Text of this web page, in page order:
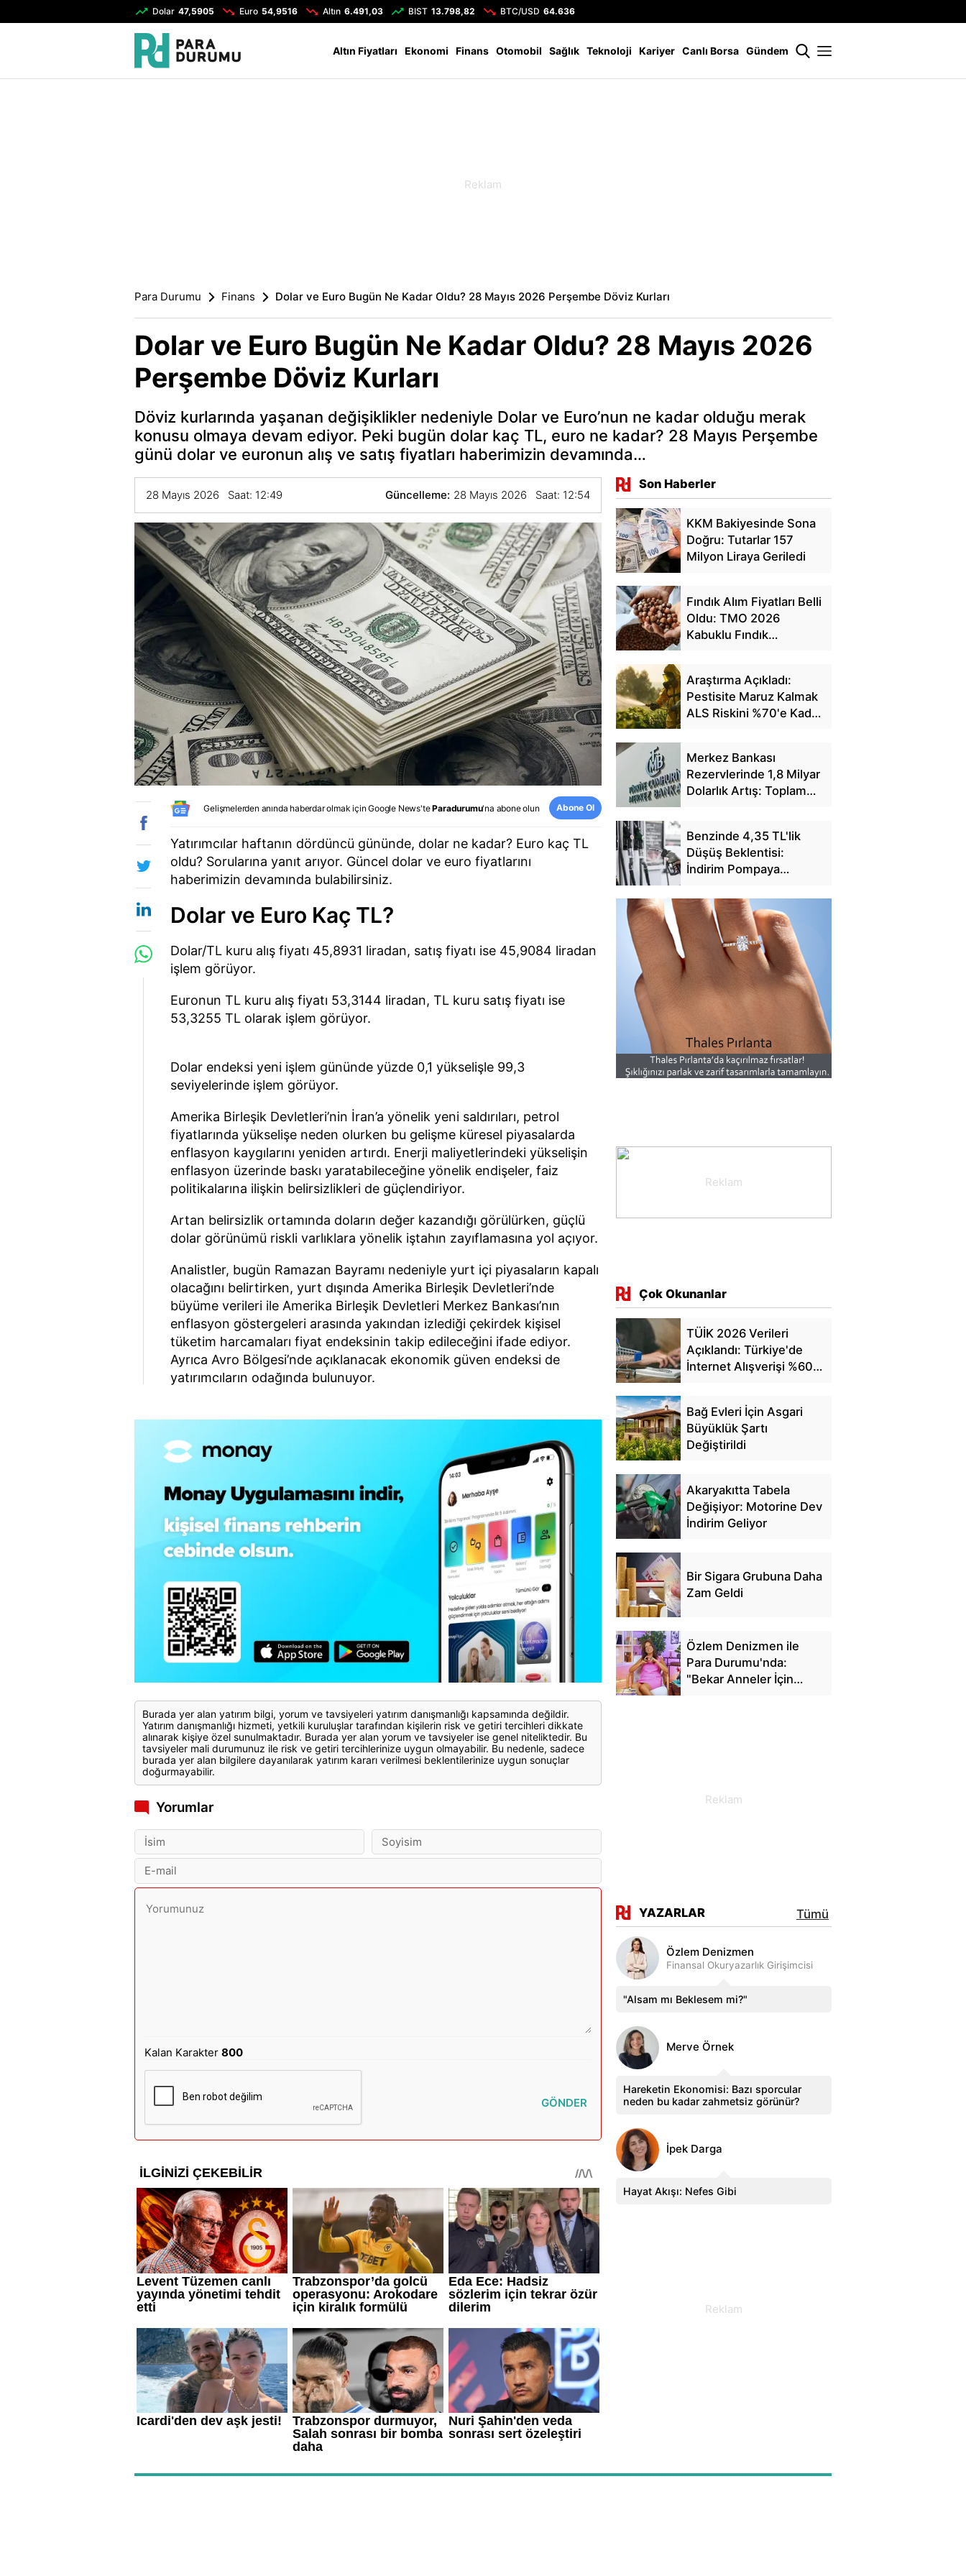
Dolar 47,5905 Euro 54,9516 Altın 6.491,03 BIST 13.798,82 BTC/USD 64.636
Altın Fiyatları Ekonomi Finans Otomobil Sağlık Teknoloji Kariyer Canlı Borsa Gündem
Para Durumu Finans Dolar ve Euro Bugün Ne Kadar Oldu? 28 Mayıs 2026 Perşembe Döviz Kurları
Dolar ve Euro Bugün Ne Kadar Oldu? 28 Mayıs 2026
Perşembe Döviz Kurları
Döviz kurlarında yaşanan değişiklikler nedeniyle Dolar ve Euro’nun ne kadar olduğu merak
konusu olmaya devam ediyor. Peki bugün dolar kaç TL, euro ne kadar? 28 Mayıs Perşembe
günü dolar ve euronun alış ve satış fiyatları haberimizin devamında…
28 Mayıs 2026 Saat: 12:49 Güncelleme: 28 Mayıs 2026 Saat: 12:54
Gelişmelerden anında haberdar olmak içinGoogle News'teParadurumu'na abone olun Abone Ol
Yatırımcılar haftanın dördüncü gününde, dolar ne kadar? Euro kaç TL
oldu? Sorularına yanıt arıyor. Güncel dolar ve euro fiyatlarını
haberimizin devamında bulabilirsiniz.
Dolar ve Euro Kaç TL?
Dolar/TL kuru alış fiyatı 45,8931 liradan, satış fiyatı ise 45,9084 liradan
işlem görüyor.
Euronun TL kuru alış fiyatı 53,3144 liradan, TL kuru satış fiyatı ise
53,3255 TL olarak işlem görüyor.
Dolar endeksi yeni işlem gününde yüzde 0,1 yükselişle 99,3
seviyelerinde işlem görüyor.
Amerika Birleşik Devletleri’nin İran’a yönelik yeni saldırıları, petrol
fiyatlarında yükselişe neden olurken bu gelişme küresel piyasalarda
enflasyon kaygılarını yeniden artırdı. Enerji maliyetlerindeki yükselişin
enflasyon üzerinde baskı yaratabileceğine yönelik endişeler, faiz
politikalarına ilişkin belirsizlikleri de güçlendiriyor.
Artan belirsizlik ortamında doların değer kazandığı görülürken, güçlü
dolar görünümü riskli varlıklara yönelik iştahın zayıflamasına yol açıyor.
Analistler, bugün Ramazan Bayramı nedeniyle yurt içi piyasaların kapalı
olacağını belirtirken, yurt dışında Amerika Birleşik Devletleri’nde
büyüme verileri ile Amerika Birleşik Devletleri Merkez Bankası’nın
enflasyon göstergeleri arasında yakından izlediği çekirdek kişisel
tüketim harcamaları fiyat endeksinin takip edileceğini ifade ediyor.
Ayrıca Avro Bölgesi’nde açıklanacak ekonomik güven endeksi de
yatırımcıların odağında bulunuyor.
Burada yer alan yatırım bilgi, yorum ve tavsiyeleri yatırım danışmanlığı kapsamında değildir.
Yatırım danışmanlığı hizmeti, yetkili kuruluşlar tarafından kişilerin risk ve getiri tercihleri dikkate
alınarak kişiye özel sunulmaktadır. Burada yer alan yorum ve tavsiyeler ise genel niteliktedir. Bu
tavsiyeler mali durumunuz ile risk ve getiri tercihlerinize uygun olmayabilir. Bu nedenle, sadece
burada yer alan bilgilere dayanılarak yatırım kararı verilmesi beklentilerinize uygun sonuçlar
doğurmayabilir.
Yorumlar
Kalan Karakter800
GÖNDER
Son Haberler
KKM Bakiyesinde Sona
Doğru: Tutarlar 157
Milyon Liraya Geriledi
Fındık Alım Fiyatları Belli
Oldu: TMO 2026
Kabuklu Fındık
Araştırma Açıkladı:
Pestisite Maruz Kalmak
ALS Riskini %70'e Kadar
Merkez Bankası
Rezervlerinde 1,8 Milyar
Dolarlık Artış: Toplam
Benzinde 4,35 TL'lik
Düşüş Beklentisi:
İndirim Pompaya
Çok Okunanlar
TÜİK 2026 Verileri
Açıklandı: Türkiye'de
İnternet Alışverişi %60'a
Bağ Evleri İçin Asgari
Büyüklük Şartı
Değiştirildi
Akaryakıtta Tabela
Değişiyor: Motorine Dev
İndirim Geliyor
Bir Sigara Grubuna Daha
Zam Geldi
Özlem Denizmen ile
Para Durumu'nda:
"Bekar Anneler İçin
YAZARLAR Tümü
Özlem Denizmen
Finansal Okuryazarlık Girişimcisi
"Alsam mı Beklesem mi?"
Merve Örnek
Hareketin Ekonomisi: Bazı sporcular
neden bu kadar zahmetsiz görünür?
İpek Darga
Hayat Akışı: Nefes Gibi